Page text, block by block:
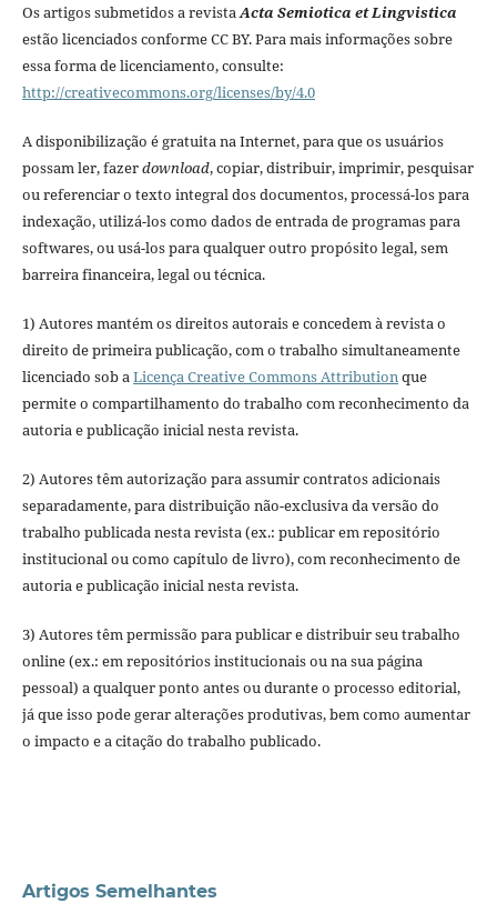
Os artigos submetidos a revista Acta Semiotica et Lingvistica
estão licenciados conforme CC BY. Para mais informações sobre
essa forma de licenciamento, consulte:
http://creativecommons.org/licenses/by/4.0
A disponibilização é gratuita na Internet, para que os usuários
possam ler, fazerdownload, copiar, distribuir, imprimir, pesquisar
ou referenciar o texto integral dos documentos, processá-los para
indexação, utilizá-los como dados de entrada de programas para
softwares, ou usá-los para qualquer outro propósito legal, sem
barreira financeira, legal ou técnica.
1) Autores mantém os direitos autorais e concedem à revista o
direito de primeira publicação, com o trabalho simultaneamente
licenciado sob aLicença Creative Commons Attributionque
permite o compartilhamento do trabalho com reconhecimento da
autoria e publicação inicial nesta revista.
2) Autores têm autorização para assumir contratos adicionais
separadamente, para distribuição não-exclusiva da versão do
trabalho publicada nesta revista (ex.: publicar em repositório
institucional ou como capítulo de livro), com reconhecimento de
autoria e publicação inicial nesta revista.
3) Autores têm permissão para publicar e distribuir seu trabalho
online (ex.: em repositórios institucionais ou na sua página
pessoal) a qualquer ponto antes ou durante o processo editorial,
já que isso pode gerar alterações produtivas, bem como aumentar
o impacto e a citação do trabalho publicado.
Artigos Semelhantes